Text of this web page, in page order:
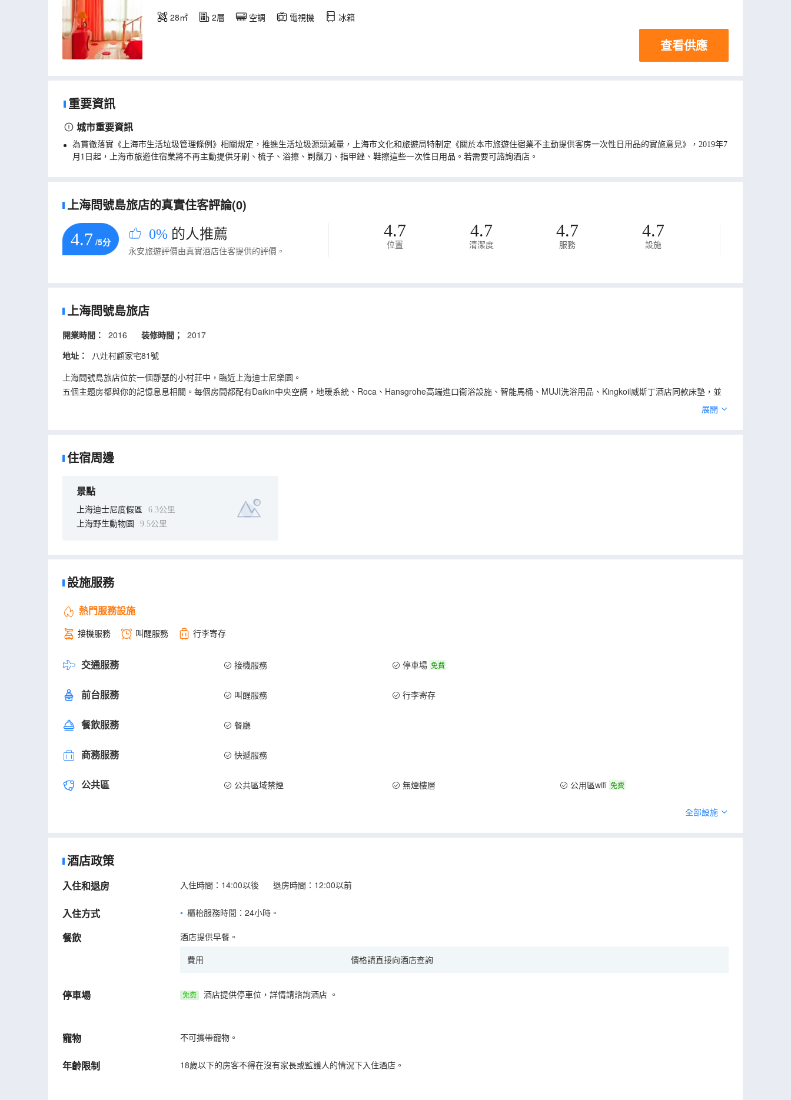
28㎡ 2層 空調 電視機 冰箱
查看供應
重要資訊
城市重要資訊
為貫徹落實《上海市生活垃圾管理條例》相關規定，推進生活垃圾源頭減量，上海市文化和旅遊局特制定《關於本市旅遊住宿業不主動提供客房一次性日用品的實施意見》，2019年7
月1日起，上海市旅遊住宿業將不再主動提供牙刷、梳子、浴擦、剃鬚刀、指甲銼、鞋擦這些一次性日用品。若需要可諮詢酒店。
上海問號島旅店的真實住客評論(0)
4.7 /5分 0% 的人推薦
永安旅遊評價由真實酒店住客提供的評價。
4.7
位置
4.7
清潔度
4.7
服務
4.7
設施
上海問號島旅店
開業時間： 2016 装修時間；
2017
地址：
八灶村顧家宅81號
上海問號島旅店位於一個靜瑟的小村莊中，臨近上海迪士尼樂園。
五個主題房都與你的記憶息息相關。每個房間都配有Daikin中央空調，地暖系統、Roca、Hansgrohe高端進口衞浴設施、智能馬桶、MUJI洗浴用品、Kingkoil威斯丁酒店同款床墊，並
且為帶孩子的家庭專門準備了兒童牙刷、沐浴露等。旅店在打造硬件標準的同時提供更具針對性的服務，如迪士尼免費接送、免費私家訂製遊玩攻略等。還有超大的公共空間，既可讓
展開
住宿周邊
景點
上海迪士尼度假區
6.3公里
上海野生動物園
9.5公里
設施服務
熱門服務設施
接機服務 叫醒服務 行李寄存
交通服務 接機服務 停車場 免費
前台服務 叫醒服務 行李寄存
餐飲服務 餐廳
商務服務 快遞服務
公共區 公共區域禁煙 無煙樓層 公用區wifi 免費
全部設施
酒店政策
入住和退房 入住時間：14:00以後 退房時間：12:00以前
入住方式 櫃枱服務時間：24小時。
餐飲
酒店提供早餐。
費用
價格請直接向酒店查詢
停車場 免费 酒店提供停車位，詳情請諮詢酒店 。
寵物 不可攜帶寵物。
年齡限制 18歲以下的房客不得在沒有家長或監護人的情況下入住酒店。